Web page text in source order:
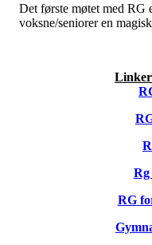
Det første møtet med RG
voksne/seniorer en
Linker
Rg
RG